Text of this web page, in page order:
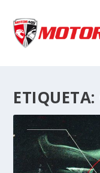
ETIQUETA: